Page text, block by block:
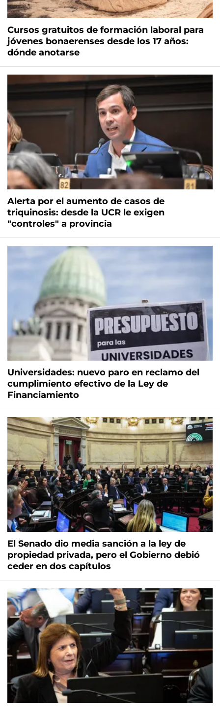
Cursos gratuitos de formación laboral para
jóvenes bonaerenses desde los 17 años:
dónde anotarse
Alerta por el aumento de casos de
triquinosis: desde la UCR le exigen
"controles" a provincia
Universidades: nuevo paro en reclamo del
cumplimiento efectivo de la Ley de
Financiamiento
El Senado dio media sanción a la ley de
propiedad privada, pero el Gobierno debió
ceder en dos capítulos